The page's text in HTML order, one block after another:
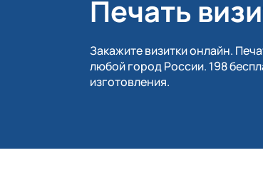
Печать
Закажите визитки онлайн.
любой город России. 198
изготовления.